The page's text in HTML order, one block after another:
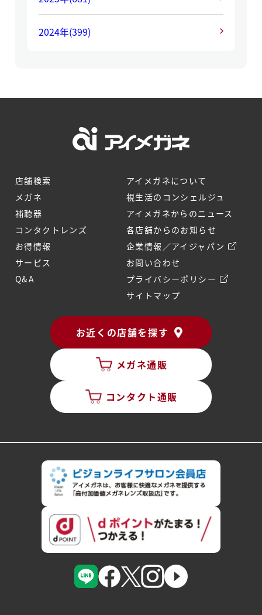
2024年(399)
店舗検索
メガネ
補聴器
コンタクトレンズ
お得情報
サービス
Q&A
アイメガネについて
視生活のコンシェルジュ
アイメガネからのニュース
各店舗からのお知らせ
企業情報／アイジャパン
お問い合わせ
プライバシーポリシー
サイトマップ
お近くの店舗を探す
メガネ通販
コンタクト通販